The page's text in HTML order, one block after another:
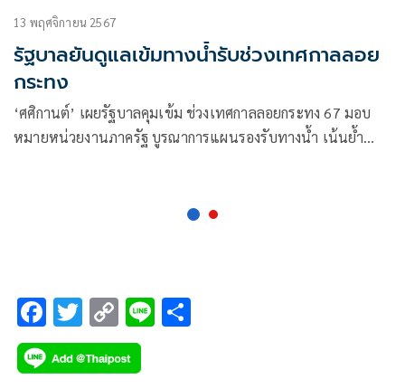
13 พฤศจิกายน 2567
รัฐบาลยันดูแลเข้มทางน้ำรับช่วงเทศกาลลอย
กระทง
‘ศศิกานต์’ เผยรัฐบาลคุมเข้ม ช่วงเทศกาลลอยกระทง 67 มอบ
หมายหน่วยงานภาครัฐ บูรณาการแผนรองรับทางน้ำ เน้นย้ำ
F
ac
e
T
wi
tt
C
o
p
Li